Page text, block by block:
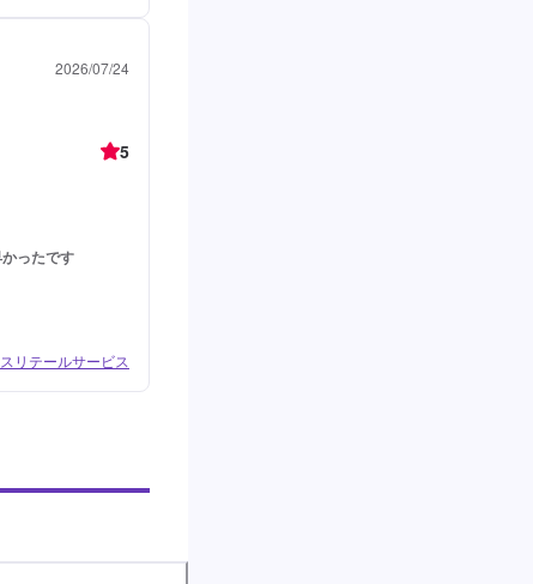
2026/07/24
5
ったです
リテールサービス